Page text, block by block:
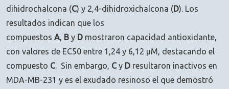
dihidrochalcona (C) y 2,4-dihidroxichalcona (D). Los
resultados indican que los
compuestos A, B y D mostraron capacidad antioxidante,
con valores de EC50 entre 1,24 y 6,12 µM, destacando el
compuesto C. Sin embargo, C y D resultaron inactivos en
MDA-MB-231 y es el exudado resinoso el que demostró